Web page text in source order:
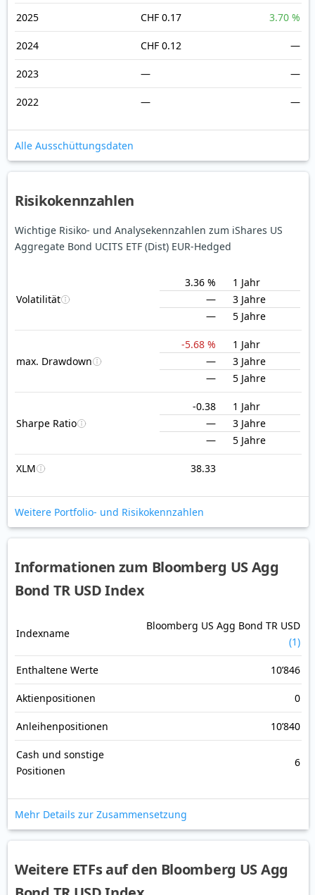
2025 CHF 0.17 3.70 %
2024 CHF 0.12 —
2023 — —
2022 — —
Alle Ausschüttungsdaten
Risikokennzahlen
Wichtige Risiko- und Analysekennzahlen zum iShares US
Aggregate Bond UCITS ETF (Dist) EUR-Hedged
Volatilität
3.36 %
1 Jahr
—
3 Jahre
—
5 Jahre
max. Drawdown
-5.68 %
1 Jahr
—
3 Jahre
—
5 Jahre
Sharpe Ratio
-0.38
1 Jahr
—
3 Jahre
—
5 Jahre
XLM 38.33
Weitere Portfolio- und Risikokennzahlen
Informationen zum Bloomberg US Agg
Bond TR USD Index
Indexname
Bloomberg US Agg Bond TR USD
(1)
Enthaltene Werte 10’846
Aktienpositionen 0
Anleihenpositionen 10’840
Cash und sonstige
Positionen
6
Mehr Details zur Zusammensetzung
Weitere ETFs auf den Bloomberg US Agg